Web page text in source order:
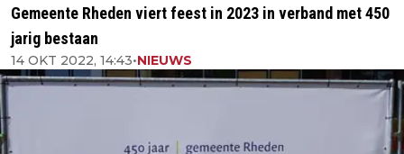
Gemeente Rheden viert feest in 2023 in verband met 450
jarig bestaan
14 OKT 2022, 14:43•NIEUWS